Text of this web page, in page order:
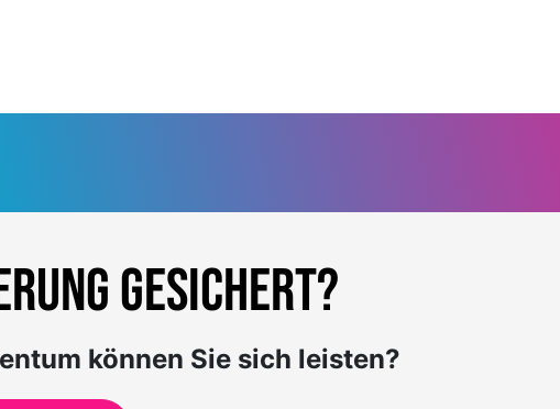
gesichert?
können Sie sich leisten?